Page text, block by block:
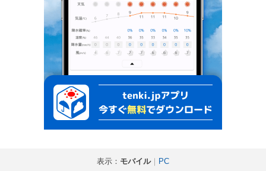
表示： モバイル｜ PC